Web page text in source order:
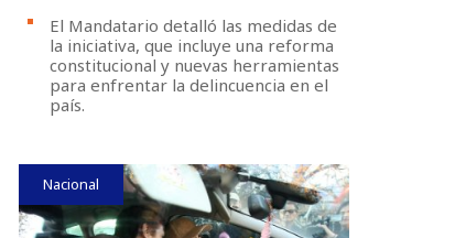
El Mandatario detalló las medidas de
la iniciativa, que incluye una reforma
constitucional y nuevas herramientas
para enfrentar la delincuencia en el
país.
Nacional